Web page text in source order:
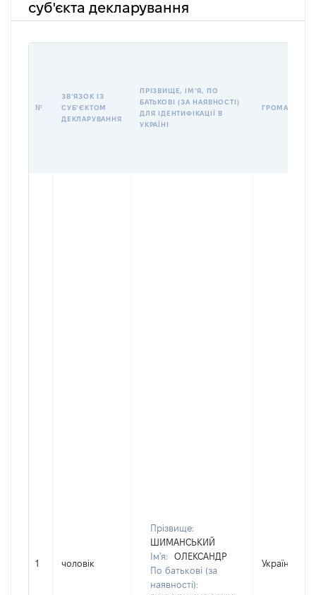
суб'єкта декларування
№
ЗВʼЯЗОК ІЗ
СУБʼЄКТОМ
ДЕКЛАРУВАННЯ
ПРІЗВИЩЕ, ІМʼЯ, ПО
БАТЬКОВІ (ЗА НАЯВНОСТІ)
ДЛЯ ІДЕНТИФІКАЦІЇ В
УКРАЇНІ
1 чоловік
Прізвище:
ШИМАНСЬКИЙ
Ім'я:
ОЛЕКСАНДР
По батькові (за
наявності):
Україна